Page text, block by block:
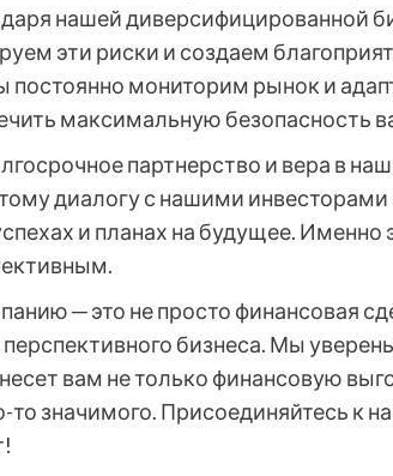
нашей диверсифицированной
эти риски и создаем
постоянно мониторим рынок и
максимальную безопасность
партнерство и вера в
диалогу с нашими инвесторами
и планах на будущее. Именно
─ это не просто финансовая
бизнеса. Мы
вам не только финансовую
то значимого. Присоединяйтесь к